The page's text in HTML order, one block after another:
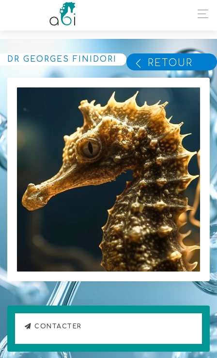
DR GEORGES FINIDORI RETOUR
CONTACTER